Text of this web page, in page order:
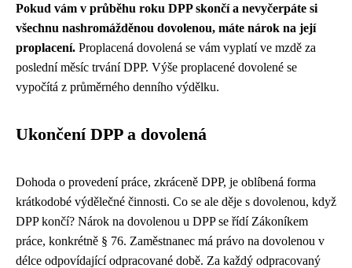
Pokud vám v průběhu roku DPP skončí a nevyčerpáte si
všechnu nashromážděnou dovolenou, máte nárok na její
proplacení. Proplacená dovolená se vám vyplatí ve mzdě za
poslední měsíc trvání DPP. Výše proplacené dovolené se
vypočítá z průměrného denního výdělku.
Ukončení DPP a dovolená
Dohoda o provedení práce, zkráceně DPP, je oblíbená forma
krátkodobé výdělečné činnosti. Co se ale děje s dovolenou, když
DPP končí? Nárok na dovolenou u DPP se řídí Zákoníkem
práce, konkrétně § 76. Zaměstnanec má právo na dovolenou v
délce odpovídající odpracované době. Za každý odpracovaný